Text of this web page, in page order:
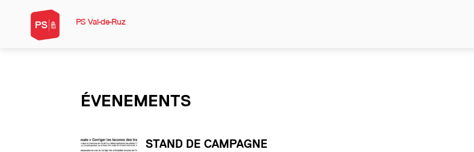
PS Val-de-Ruz
ÉVENEMENTS
STAND DE CAMPAGNE